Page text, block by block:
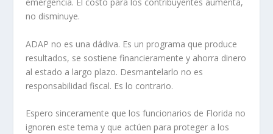
no disminuye.
ADAP no es una dádiva. Es un programa que produce
resultados, se sostiene financieramente y ahorra dinero
al estado a largo plazo. Desmantelarlo no es
responsabilidad fiscal. Es lo contrario.
Espero sinceramente que los funcionarios de Florida no
ignoren este tema y que actúen para proteger a los